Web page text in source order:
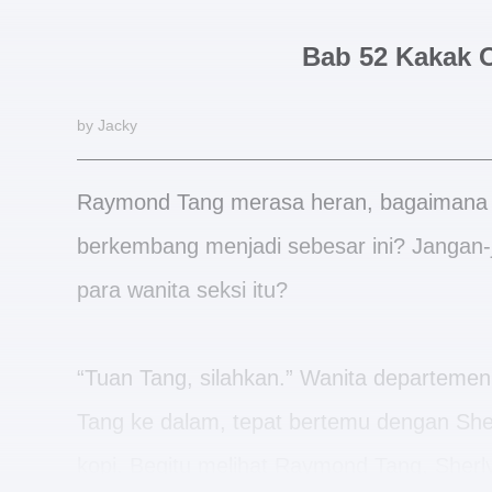
Bab 52 Kakak
by Jacky
Raymond Tang merasa heran,
berkembang menjadi sebesar ini?
para wanita seksi itu?
“Tuan Tang, silahkan.” Wanita